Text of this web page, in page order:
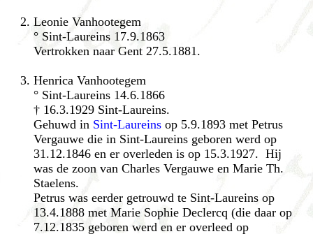
Leonie Vanhootegem
° Sint-Laureins 17.9.1863
Vertrokken naar Gent 27.5.1881.
Henrica Vanhootegem
° Sint-Laureins 14.6.1866
† 16.3.1929 Sint-Laureins.
Gehuwd in Sint-Laureins op 5.9.1893 met Petrus
Vergauwe die in Sint-Laureins geboren werd op
31.12.1846 en er overleden is op 15.3.1927. Hij
was de zoon van Charles Vergauwe en Marie Th.
Staelens.
Petrus was eerder getrouwd te Sint-Laureins op
13.4.1888 met Marie Sophie Declercq (die daar op
7.12.1835 geboren werd en er overleed op